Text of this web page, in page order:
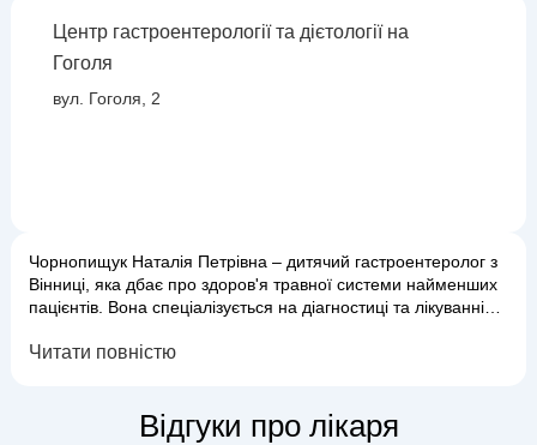
Центр гастроентерології та дієтології на
Гоголя
вул. Гоголя, 2
Чорнопищук Наталія Петрівна – дитячий гастроентеролог з
Вінниці, яка дбає про здоров'я травної системи найменших
пацієнтів. Вона спеціалізується на діагностиці та лікуванні
дітей, таких як гастрит, виразкова хвороба, захворювання
Читати повністю
Відгуки про лікаря